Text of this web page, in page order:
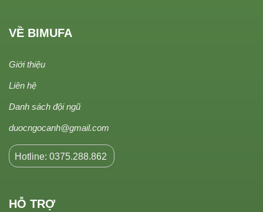
VỀ BIMUFA
Giới thiệu
Liên hệ
Danh sách đội ngũ
duocngocanh@gmail.com
Hotline: 0375.288.862
HỖ TRỢ